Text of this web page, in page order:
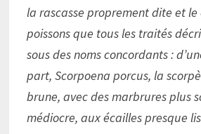
la rascasse proprement dite et le
poissons que tous les traités
sous des noms concordants :
part, Scorpoena porcus, la
brune, avec des marbrures plus
médiocre, aux écailles presque